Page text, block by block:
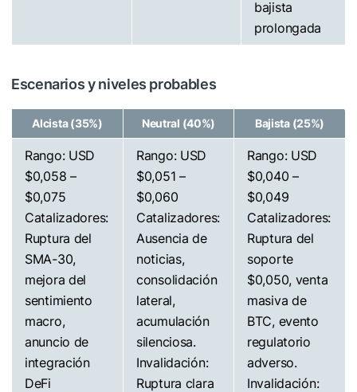
bajista
prolongada
Escenarios y niveles probables
Alcista (35%) Neutral (40%) Bajista (25%)
Rango: USD
$0,058 –
$0,075
Catalizadores:
Ruptura del
SMA-30,
mejora del
sentimiento
macro,
anuncio de
integración
DeFi
Rango: USD
$0,051 –
$0,060
Catalizadores:
Ausencia de
noticias,
consolidación
lateral,
acumulación
silenciosa.
Invalidación:
Ruptura clara
Rango: USD
$0,040 –
$0,049
Catalizadores:
Ruptura del
soporte
$0,050, venta
masiva de
BTC, evento
regulatorio
adverso.
Invalidación: